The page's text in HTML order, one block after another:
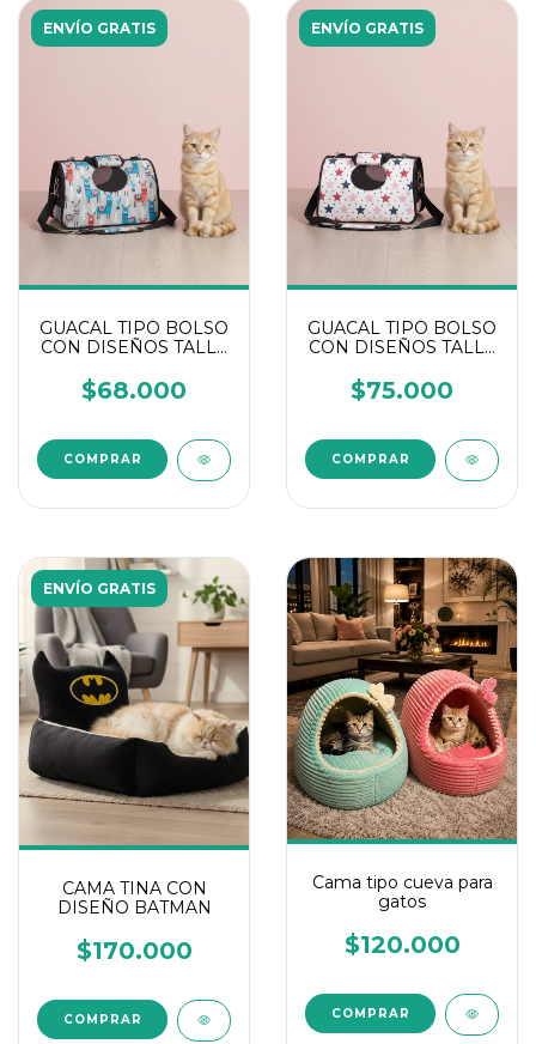
ENVÍO GRATIS
GUACAL TIPO BOLSO
CON DISEÑOS TALLA
$68.000
COMPRAR
ENVÍO GRATIS
GUACAL TIPO BOLSO
CON DISEÑOS TALLA
$75.000
COMPRAR
ENVÍO GRATIS
CAMA TINA CON
DISEÑO BATMAN
$170.000
COMPRAR
Cama tipo cueva para
gatos
$120.000
COMPRAR